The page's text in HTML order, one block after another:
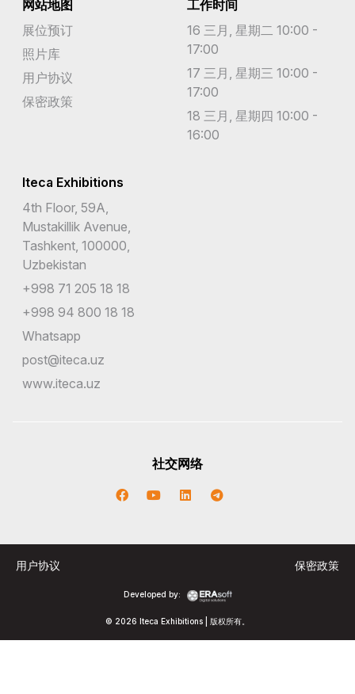
网站地图
展位预订
照片库
用户协议
保密政策
工作时间
16 三月, 星期二 10:00 -
17:00
17 三月, 星期三 10:00 -
17:00
18 三月, 星期四 10:00 -
16:00
Iteca Exhibitions
4th Floor, 59A,
Mustakillik Avenue,
Tashkent, 100000,
Uzbekistan
+998 71 205 18 18
+998 94 800 18 18
Whatsapp
post@iteca.uz
www.iteca.uz
社交网络
© 2026 Iteca Exhibitions | 版权所有。
Developed by:
用户协议 保密政策